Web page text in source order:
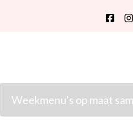
Weekmenu's op maat